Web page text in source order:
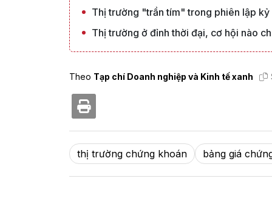
Thị trường "trần tím" trong phiên lập
Thị trường ở đỉnh thời đại, cơ hội nào
Theo Tạp chí Doanh nghiệp và Kinh tế xanh
thị trường chứng khoán bảng giá